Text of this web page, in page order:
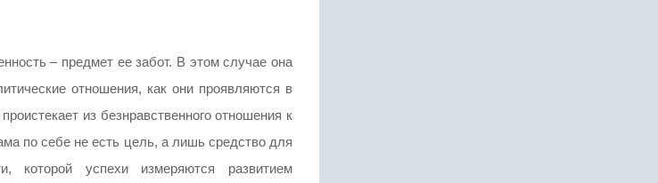
– предмет ее забот. В этом случае она
отношения, как они проявляются в
из безнравственного отношения к
по себе не есть цель, а лишь средство для
которой успехи измеряются развитием